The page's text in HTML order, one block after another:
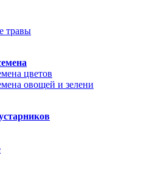
травы
цветов
овощей и зелени